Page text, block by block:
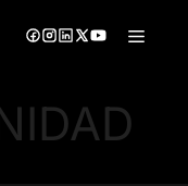
Menú